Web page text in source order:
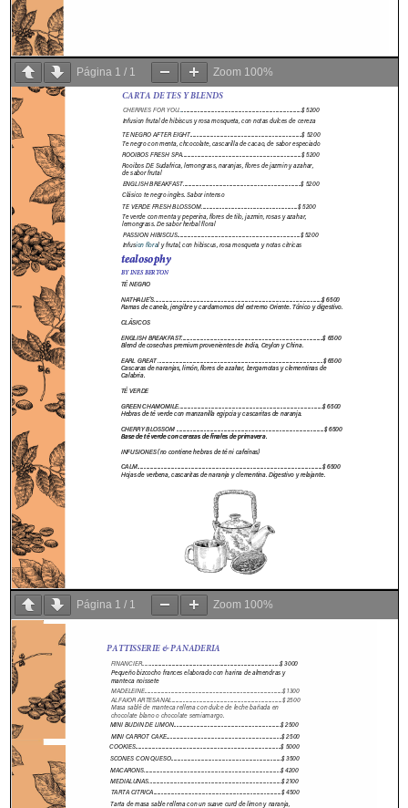
Página 1 / 1 Zoom 100%
Página 1 / 1 Zoom 100%